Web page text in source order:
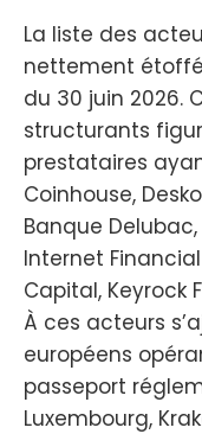
La liste des
nettement
du 30 juin 2026.
structurants
prestataires
Coinhouse,
Banque
Internet Financial
Capital, Keyrock
À ces acteurs
européens
passeport
Luxembourg,